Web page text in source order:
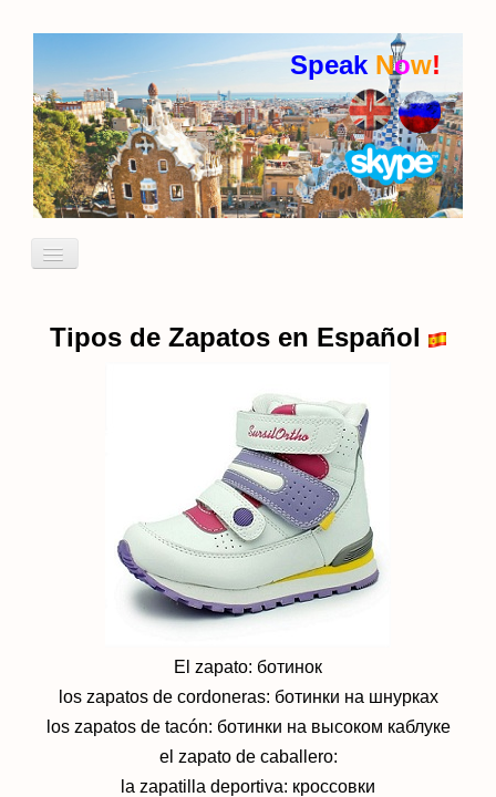
Speak Now!
Включить/
Tipos de Zapatos en Español
El zapato: ботинок
los zapatos de cordoneras: ботинки на шнурках
los zapatos de tacón: ботинки на высоком каблуке
el zapato de caballero:
la zapatilla deportiva: кроссовки